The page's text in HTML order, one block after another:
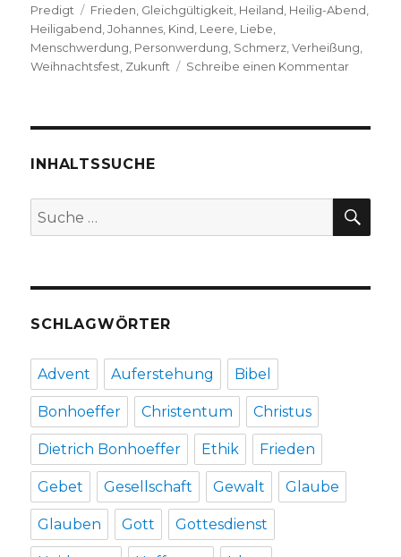
am
Predigt
Schlagwörter
Frieden, Gleichgültigkeit, Heiland, Heilig-Abend,
Heiligabend,Johannes, Kind, Leere, Liebe,
Menschwerdung, Personwerdung, Schmerz,Verheißung,
Weihnachtsfest, Zukunft Schreibe einen Kommentarzu
2017
INHALTSSUCHE
Suche
nach:
SCHLAGWÖRTER
Advent Auferstehung Bibel
Bonhoeffer Christentum Christus
Dietrich Bonhoeffer Ethik Frieden
Gebet Gesellschaft Gewalt Glaube
Glauben Gott Gottesdienst